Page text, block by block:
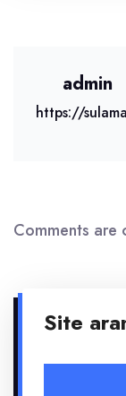
admin
https://
Comments
Site